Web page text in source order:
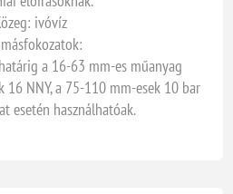
ivóvíz
a 16-63 mm-es műanyag
16 NNY, a 75-110 mm-esek 10 bar
esetén használhatóak.